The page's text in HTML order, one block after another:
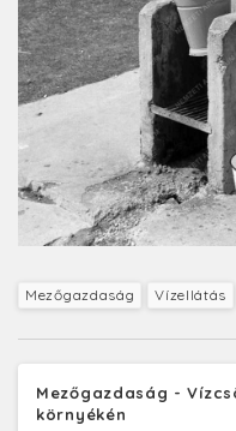
Mezőgazdaság Vízellátás
Mezőgazdaság -
környékén